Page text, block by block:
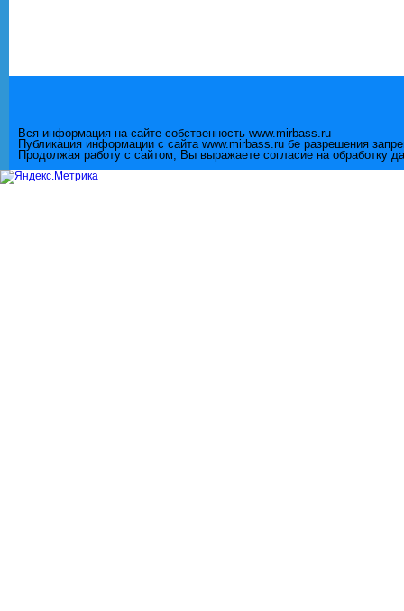
Вся информация на сайте-собственность www.mirbass.ru
Публикация информации с сайта www.mirbass.ru бе разрешения
Продолжая работу с сайтом, Вы выражаете согласие на обработку